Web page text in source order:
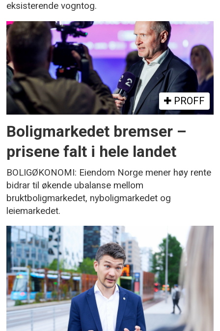
eksisterende vogntog.
PROFF
Boligmarkedet bremser –
prisene falt i hele landet
BOLIGØKONOMI: Eiendom Norge mener høy rente
bidrar til økende ubalanse mellom
bruktboligmarkedet, nyboligmarkedet og
leiemarkedet.